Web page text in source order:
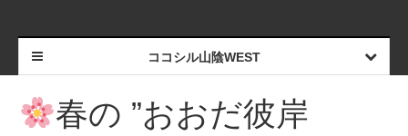
ココシル山陰WEST
春の ”おおだ彼岸